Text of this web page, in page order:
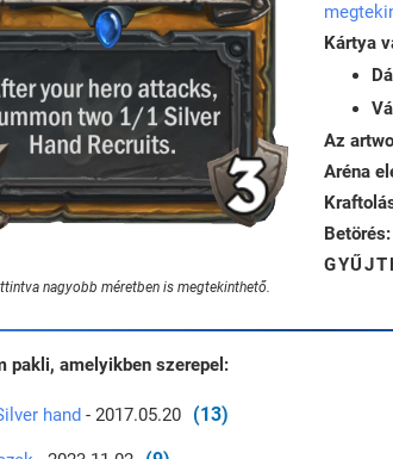
nagyobb méretben is megtekinthető.
Kártya
Az
Aréna
Betörés:
pakli, amelyikben szerepel:
hand - 2017.05.20 (13)